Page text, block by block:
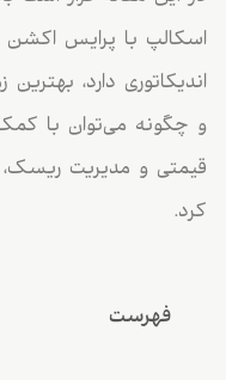
اسکالپ با پرایس
اندیکاتوری دارد،
و چگونه می‌توان با
قیمتی و مدیریت ریسک،
کرد.
فهرست